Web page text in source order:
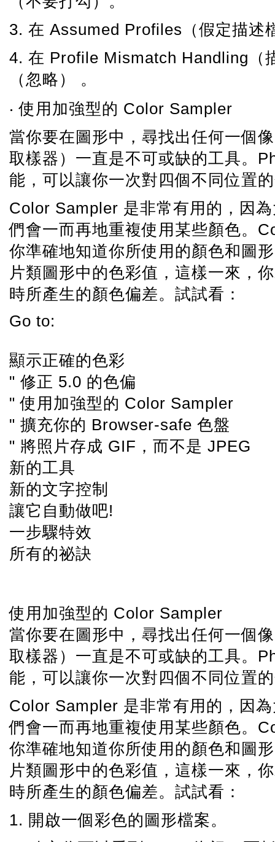
3. 在 Assumed Profiles（假定描述
4. 在 Profile Mismatch Handling（
（忽略） 。
‧ 使用加強型的 Color Sampler
當你要在圖形中，尋找出任何一個
取樣器）一直是不可或缺的工具。
能，可以讓你一次對四個不同位置
Color Sampler 是非常有用的，因
們會一而再地重複使用某些顏色。
你準確地知道你所使用的顏色和圖
片類圖形中的色彩值，這樣一來，
時所產生的顏色偏差。試試看：
Go to:
顯示正確的色彩
" 修正 5.0 的色偏
" 使用加強型的 Color Sampler
" 擴充你的 Browser-safe 色盤
" 將照片存成 GIF，而不是 JPEG
新的工具
新的文字控制
讓它自動做吧!
一步驟特效
所有的祕訣
使用加強型的 Color Sampler
當你要在圖形中，尋找出任何一個
取樣器）一直是不可或缺的工具。
能，可以讓你一次對四個不同位置
Color Sampler 是非常有用的，因
們會一而再地重複使用某些顏色。
你準確地知道你所使用的顏色和圖
片類圖形中的色彩值，這樣一來，
時所產生的顏色偏差。試試看：
1. 開啟一個彩色的圖形檔案。